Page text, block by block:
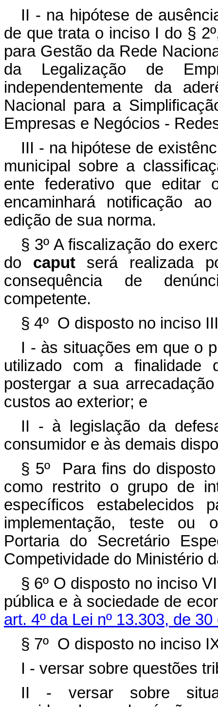
II - na hipótese de
de que trata o inciso I do §
para Gestão da Rede
da Legalização de
independentemente da
Nacional para a
Empresas e Negócios -
III - na hipótese de
municipal sobre a
ente federativo que editar
encaminhará notificação
edição de sua norma.
§ 3º A fiscalização do
do caputserá realizada
consequência de
competente.
§ 4º O disposto no inciso
I - às situações em que o
utilizado com a
postergar a sua
custos ao exterior; e
II - à legislação da
consumidor e às demais
§ 5º Para fins do
como restrito o grupo de
específicos estabelecidos
implementação, teste ou
Portaria do Secretário
Competividade do Ministério
§ 6º O disposto no inciso
pública e à sociedade de
art. 4º da Lei nº 13.303, de
§ 7º O disposto no inciso
I - versar sobre questões
II - versar sobre